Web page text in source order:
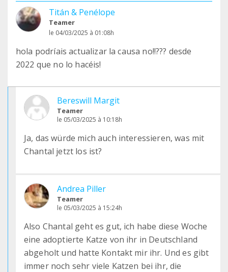
Titán & Penélope
Teamer
le 04/03/2025 à 01:08h
hola podríais actualizar la causa no!!??? desde
2022 que no lo hacéis!
Bereswill Margit
Teamer
le 05/03/2025 à 10:18h
Ja, das würde mich auch interessieren, was mit
Chantal jetzt los ist?
Andrea Piller
Teamer
le 05/03/2025 à 15:24h
Also Chantal geht es gut, ich habe diese Woche
eine adoptierte Katze von ihr in Deutschland
abgeholt und hatte Kontakt mir ihr. Und es gibt
immer noch sehr viele Katzen bei ihr, die